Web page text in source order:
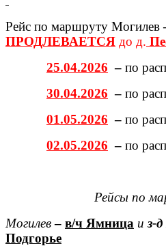
Рейс по маршруту Могилев
ПРОДЛЕВАЕТСЯ до д.
25.04.2026 – по
30.04.2026 – по
01.05.2026 – по
02.05.2026 – по
Рейсы по
Могилев– в/ч Ямница и з-
Подгорье